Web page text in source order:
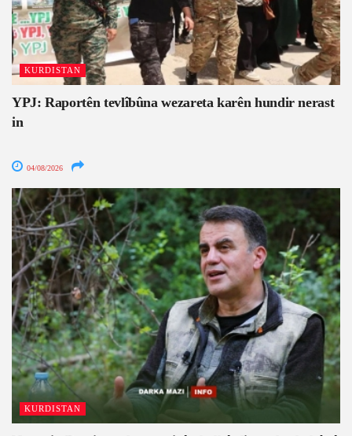
KURDISTAN
YPJ: Raportên tevlîbûna wezareta karên hundir nerast
in
04/08/2026
KURDISTAN